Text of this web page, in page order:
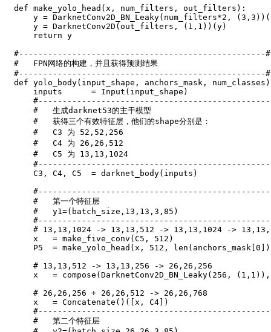
def make_yolo_head ( x , num_filters , out_filters ) :
    y
= DarknetConv2D_BN_Leaky( num_filters*2 , (3 , 3 ) ) (
    y
= DarknetConv2D (out_filters , ( 1 , 1 ) ) (y)
return y
#---------------------------------------------------#
#   FPN网络的构建，并且获得预测结果
#---------------------------------------------------#
def yolo_body( input_shape , anchors_mask , num_classes )
    inputs
= Input ( input_shape )
#   生成darknet53的主干模型
#   获得三个有效特征层，他们的shape分别是：
#   C3 为 52,52,256
#   C4 为 26,26,512
#   C5 为 13,13,1024
    C3
, C4 , C5 = darknet_body( inputs )
#   第一个特征层
#   y1=(batch_size,13,13,3,85)
# 13,13,1024 -> 13,13,512 -> 13,13,1024 ->
    x
= make_five_conv (C5 , 512 )
    P5
= make_yolo_head ( x , 512 , len ( anchors_mask [0 ] )
# 13,13,512 -> 13,13,256 -> 26,26,256
    x
= compose (DarknetConv2D_BN_Leaky( 256 , ( 1 , 1 ) ) ,
# 26,26,256 + 26,26,512 -> 26,26,768
    x
= Concatenate ( ) ( [ x , C4] )
#   第二个特征层